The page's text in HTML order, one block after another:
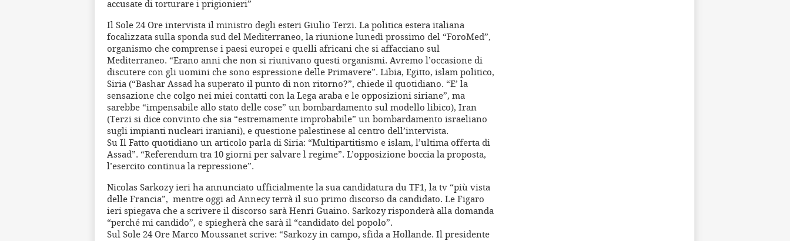
accusate di torturare i prigionieri”
Il Sole 24 Ore intervista il ministro degli esteri Giulio Terzi. La politica estera italiana
focalizzata sulla sponda sud del Mediterraneo, la riunione lunedì prossimo del “ForoMed”,
organismo che comprense i paesi europei e quelli africani che si affacciano sul
Mediterraneo. “Erano anni che non si riunivano questi organismi. Avremo l’occasione di
discutere con gli uomini che sono espressione delle Primavere”. Libia, Egitto, islam politico,
Siria (“Bashar Assad ha superato il punto di non ritorno?”, chiede il quotidiano. “E’ la
sensazione che colgo nei miei contatti con la Lega araba e le opposizioni siriane”, ma
sarebbe “impensabile allo stato delle cose” un bombardamento sul modello libico), Iran
(Terzi si dice convinto che sia “estremamente improbabile” un bombardamento israeliano
sugli impianti nucleari iraniani), e questione palestinese al centro dell’intervista.
Su Il Fatto quotidiano un articolo parla di Siria: “Multipartitismo e islam, l’ultima offerta di
Assad”. “Referendum tra 10 giorni per salvare l regime”. L’opposizione boccia la proposta,
l’esercito continua la repressione”.
Nicolas Sarkozy ieri ha annunciato ufficialmente la sua candidatura du TF1, la tv “più vista
delle Francia”, mentre oggi ad Annecy terrà il suo primo discorso da candidato. Le Figaro
ieri spiegava che a scrivere il discorso sarà Henri Guaino. Sarkozy risponderà alla domanda
“perché mi candido”, e spiegherà che sarà il “candidato del popolo”.
Sul Sole 24 Ore Marco Moussanet scrive: “Sarkozy in campo, sfida a Hollande. Il presidente